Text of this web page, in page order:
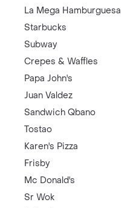
La Mega Hamburguesa
Starbucks
Subway
Crepes & Waffles
Papa John's
Juan Valdez
Sandwich Qbano
Tostao
Karen's Pizza
Frisby
Mc Donald's
Sr Wok